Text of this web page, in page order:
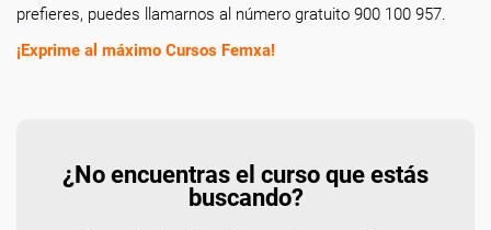
prefieres, puedes llamarnos al número gratuito 900 100 957.
¡Exprime al máximo Cursos Femxa!
¿No encuentras el curso que estás
buscando?